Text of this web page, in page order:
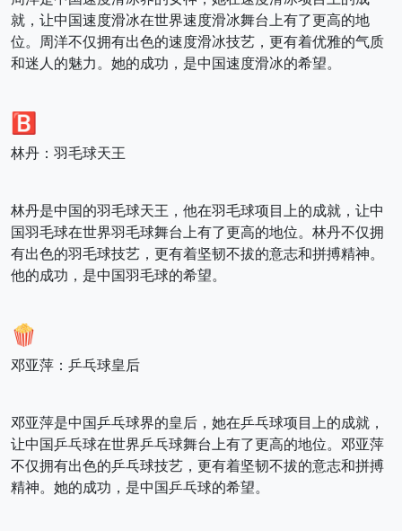
就，让中国速度滑冰在世界速度滑冰舞台上有了更高的地
位。周洋不仅拥有出色的速度滑冰技艺，更有着优雅的气质
和迷人的魅力。她的成功，是中国速度滑冰的希望。
🅱️
林丹：羽毛球天王
林丹是中国的羽毛球天王，他在羽毛球项目上的成就，让中
国羽毛球在世界羽毛球舞台上有了更高的地位。林丹不仅拥
有出色的羽毛球技艺，更有着坚韧不拔的意志和拼搏精神。
他的成功，是中国羽毛球的希望。
🍿
邓亚萍：乒乓球皇后
邓亚萍是中国乒乓球界的皇后，她在乒乓球项目上的成就，
让中国乒乓球在世界乒乓球舞台上有了更高的地位。邓亚萍
不仅拥有出色的乒乓球技艺，更有着坚韧不拔的意志和拼搏
精神。她的成功，是中国乒乓球的希望。